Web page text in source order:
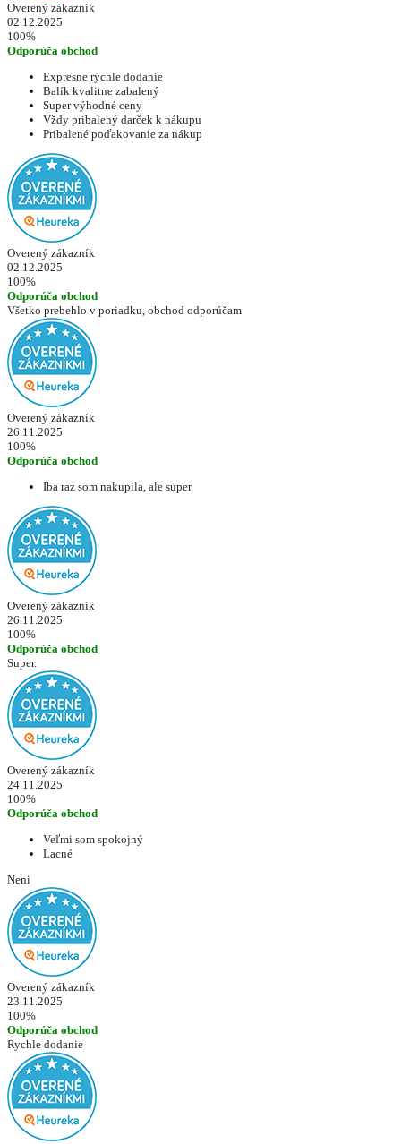
Overený zákazník
02.12.2025
100%
Odporúča obchod
Expresne rýchle dodanie
Balík kvalitne zabalený
Super výhodné ceny
Vždy pribalený darček k nákupu
Pribalené poďakovanie za nákup
Overený zákazník
02.12.2025
100%
Odporúča obchod
Všetko prebehlo v poriadku, obchod odporúčam
Overený zákazník
26.11.2025
100%
Odporúča obchod
Iba raz som nakupila, ale super
Overený zákazník
26.11.2025
100%
Odporúča obchod
Super.
Overený zákazník
24.11.2025
100%
Odporúča obchod
Veľmi som spokojný
Lacné
Neni
Overený zákazník
23.11.2025
100%
Odporúča obchod
Rychle dodanie